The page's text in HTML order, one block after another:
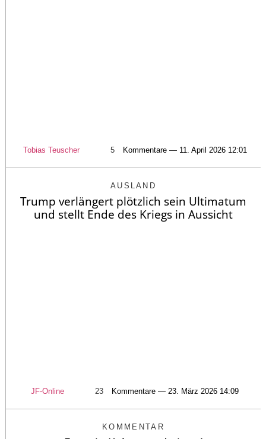
Tobias Teuscher 5 Kommentare — 11. April 2026 12:01
AUSLAND
Trump verlängert plötzlich sein Ultimatum
und stellt Ende des Kriegs in Aussicht
JF-Online 23 Kommentare — 23. März 2026 14:09
KOMMENTAR